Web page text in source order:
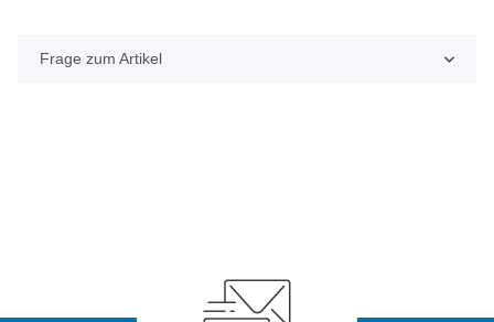
Frage zum Artikel